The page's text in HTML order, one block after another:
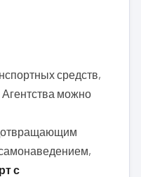
средств,
можно
с